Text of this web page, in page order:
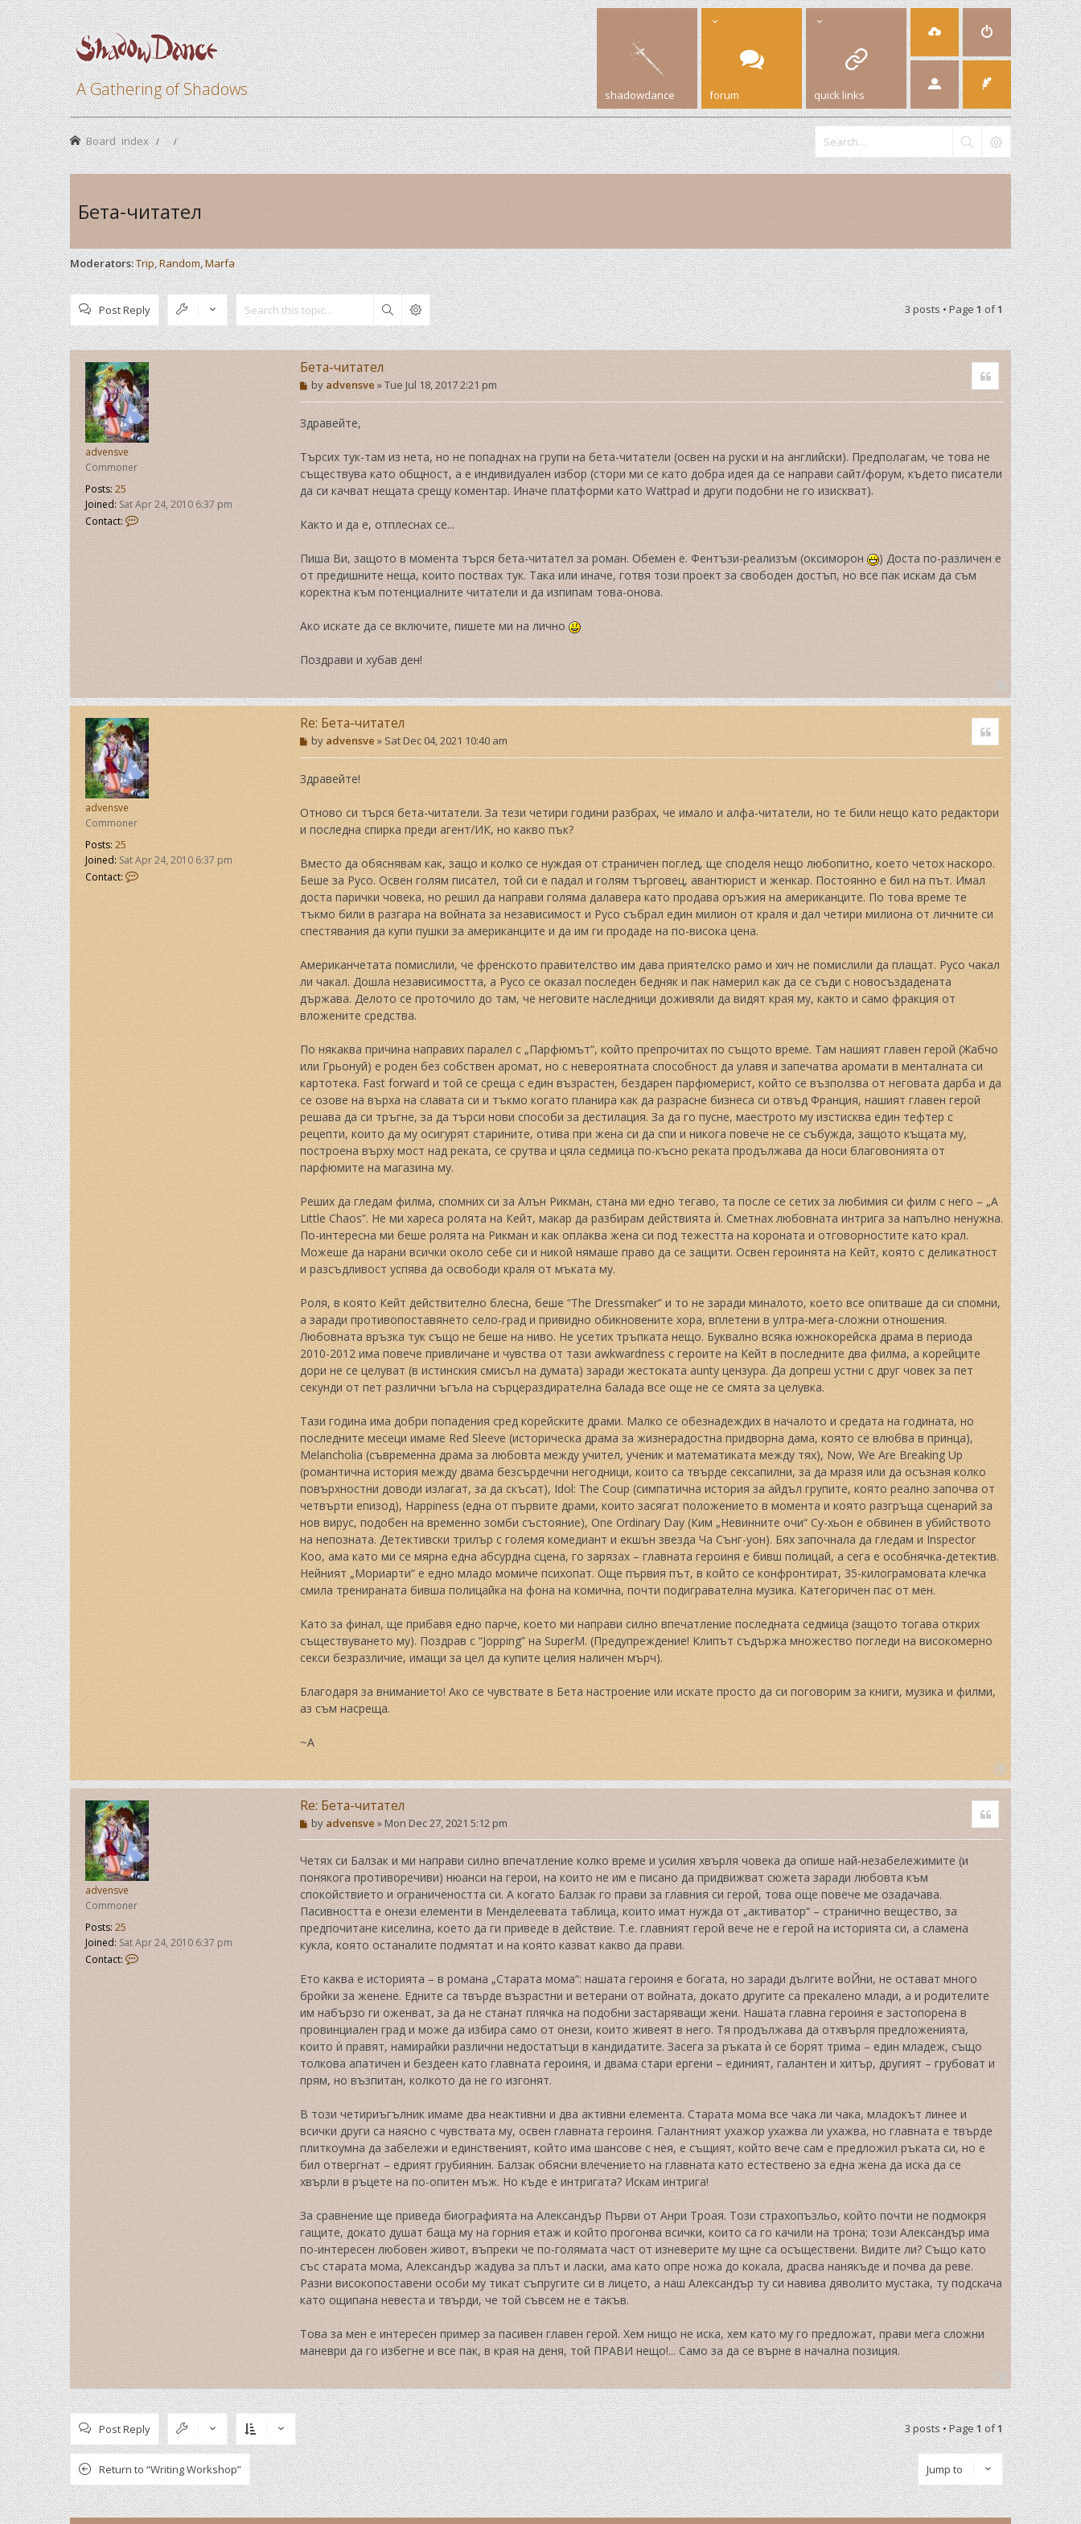
A Gathering of Shadows shadowdance forum quick links
Board index
Бета-читател
Moderators:Trip,Random,Marfa
Post Reply Search 3 posts • Page1of1
advensve
Commoner
Posts: 25
Joined:Sat Apr 24, 2010 6:37 pm
Contact:
C
o
n
t
a
c
t
a
d
v
e
n
s
v
e
Бета-читател
Quote
P
o
s
t
byadvensve»Tue Jul 18, 2017 2:21 pm
Здравейте,
Търсих тук-там из нета, но не попаднах на групи на бета-читатели (освен на руски и на английски). Предполагам, че това не
съществува като общност, а е индивидуален избор (стори ми се като добра идея да се направи сайт/форум, където писатели
да си качват нещата срещу коментар. Иначе платформи като Wattpad и други подобни не го изискват).
Както и да е, отплеснах се...
Пиша Ви, защото в момента търся бета-читател за роман. Обемен е. Фентъзи-реализъм (оксиморон
) Доста по-различен е
от предишните неща, които поствах тук. Така или иначе, готвя този проект за свободен достъп, но все пак искам да съм
коректна към потенциалните читатели и да изпипам това-онова.
Ако искате да се включите, пишете ми на лично
Поздрави и хубав ден!
T
o
p
advensve
Commoner
Posts: 25
Joined:Sat Apr 24, 2010 6:37 pm
Contact:
C
o
n
t
a
c
t
a
d
v
e
n
s
v
e
Re: Бета-читател
Quote
P
o
s
t
byadvensve»Sat Dec 04, 2021 10:40 am
Здравейте!
Отново си търся бета-читатели. За тези четири години разбрах, че имало и алфа-читатели, но те били нещо като редактори
и последна спирка преди агент/ИК, но какво пък?
Вместо да обяснявам как, защо и колко се нуждая от страничен поглед, ще споделя нещо любопитно, което четох наскоро.
Беше за Русо. Освен голям писател, той си е падал и голям търговец, авантюрист и женкар. Постоянно е бил на път. Имал
доста парички човека, но решил да направи голяма далавера като продава оръжия на американците. По това време те
тъкмо били в разгара на войната за независимост и Русо събрал един милион от краля и дал четири милиона от личните си
спестявания да купи пушки за американците и да им ги продаде на по-висока цена.
Американчетата помислили, че френското правителство им дава приятелско рамо и хич не помислили да плащат. Русо чакал
ли чакал. Дошла независимостта, а Русо се оказал последен бедняк и пак намерил как да се съди с новосъздадената
държава. Делото се проточило до там, че неговите наследници доживяли да видят края му, както и само фракция от
вложените средства.
По някаква причина направих паралел с „Парфюмът“, който препрочитах по същото време. Там нашият главен герой (Жабчо
или Грьонуй) е роден без собствен аромат, но с невероятната способност да улавя и запечатва аромати в менталната си
картотека. Fast forward и той се среща с един възрастен, бездарен парфюмерист, който се възползва от неговата дарба и да
се озове на върха на славата си и тъкмо когато планира как да разрасне бизнеса си отвъд Франция, нашият главен герой
решава да си тръгне, за да търси нови способи за дестилация. За да го пусне, маестрото му изстисква един тефтер с
рецепти, които да му осигурят старините, отива при жена си да спи и никога повече не се събужда, защото къщата му,
построена върху мост над реката, се срутва и цяла седмица по-късно реката продължава да носи благовонията от
парфюмите на магазина му.
Реших да гледам филма, спомних си за Алън Рикман, стана ми едно тегаво, та после се сетих за любимия си филм с него – „A
Little Chaos”. Не ми хареса ролята на Кейт, макар да разбирам действията ѝ. Сметнах любовната интрига за напълно ненужна.
По-интересна ми беше ролята на Рикман и как оплаква жена си под тежестта на короната и отговорностите като крал.
Можеше да нарани всички около себе си и никой нямаше право да се защити. Освен героинята на Кейт, която с деликатност
и разсъдливост успява да освободи краля от мъката му.
Роля, в която Кейт действително блесна, беше “The Dressmaker” и то не заради миналото, което все опитваше да си спомни,
а заради противопоставянето село-град и привидно обикновените хора, вплетени в ултра-мега-сложни отношения.
Любовната връзка тук също не беше на ниво. Не усетих тръпката нещо. Буквално всяка южнокорейска драма в периода
2010-2012 има повече привличане и чувства от тази awkwardness с героите на Кейт в последните два филма, а корейците
дори не се целуват (в истинския смисъл на думата) заради жестоката aunty цензура. Да допреш устни с друг човек за пет
секунди от пет различни ъгъла на сърцераздирателна балада все още не се смята за целувка.
Тази година има добри попадения сред корейските драми. Малко се обезнадеждих в началото и средата на годината, но
последните месеци имаме Red Sleeve (историческа драма за жизнерадостна придворна дама, която се влюбва в принца),
Melancholia (съвременна драма за любовта между учител, ученик и математиката между тях), Now, We Are Breaking Up
(романтична история между двама безсърдечни негодници, които са твърде сексапилни, за да мразя или да осъзная колко
повърхностни доводи излагат, за да скъсат), Idol: The Coup (симпатична история за айдъл групите, която реално започва от
четвърти епизод), Happiness (една от първите драми, които засягат положението в момента и която разгръща сценарий за
нов вирус, подобен на временно зомби състояние), One Ordinary Day (Ким „Невинните очи“ Су-хьон е обвинен в убийството
на непозната. Детективски трилър с големя комедиант и екшън звезда Ча Сънг-уон). Бях започнала да гледам и Inspector
Koo, ама като ми се мярна една абсурдна сцена, го зарязах – главната героиня е бивш полицай, а сега е особнячка-детектив.
Нейният „Мориарти“ е едно младо момиче психопат. Още първия път, в който се конфронтират, 35-килограмовата клечка
смила тренираната бивша полицайка на фона на комична, почти подигравателна музика. Категоричен пас от мен.
Като за финал, ще прибавя едно парче, което ми направи силно впечатление последната седмица (защото тогава открих
съществуването му). Поздрав с “Jopping” на SuperM. (Предупреждение! Клипът съдържа множество погледи на високомерно
секси безразличие, имащи за цел да купите целия наличен мърч).
Благодаря за вниманието! Ако се чувствате в Бета настроение или искате просто да си поговорим за книги, музика и филми,
аз съм насреща.
~A
T
o
p
advensve
Commoner
Posts: 25
Joined:Sat Apr 24, 2010 6:37 pm
Contact:
C
o
n
t
a
c
t
a
d
v
e
n
s
v
e
Re: Бета-читател
Quote
P
o
s
t
byadvensve»Mon Dec 27, 2021 5:12 pm
Четях си Балзак и ми направи силно впечатление колко време и усилия хвърля човека да опише най-незабележимите (и
понякога противоречиви) нюанси на герои, на които не им е писано да придвижват сюжета заради любовта към
спокойствието и ограничеността си. А когато Балзак го прави за главния си герой, това още повече ме озадачава.
Пасивността е онези елементи в Менделеевата таблица, които имат нужда от „активатор“ – странично вещество, за
предпочитане киселина, което да ги приведе в действие. Т.е. главният герой вече не е герой на историята си, а сламена
кукла, която останалите подмятат и на която казват какво да прави.
Ето каква е историята – в романа „Старата мома“: нашата героиня е богата, но заради дългите воЙни, не остават много
бройки за женене. Едните са твърде възрастни и ветерани от войната, докато другите са прекалено млади, а и родителите
им набързо ги оженват, за да не станат плячка на подобни застаряващи жени. Нашата главна героиня е застопорена в
провинциален град и може да избира само от онези, които живеят в него. Тя продължава да отхвърля предложенията,
които ѝ правят, намирайки различни недостатъци в кандидатите. Засега за ръката ѝ се борят трима – един младеж, също
толкова апатичен и бездеен като главната героиня, и двама стари ергени – единият, галантен и хитър, другият – грубоват и
прям, но възпитан, колкото да не го изгонят.
В този четириъгълник имаме два неактивни и два активни елемента. Старата мома все чака ли чака, младокът линее и
всички други са наясно с чувствата му, освен главната героиня. Галантният ухажор ухажва ли ухажва, но главната е твърде
плиткоумна да забележи и единственият, който има шансове с нея, е същият, който вече сам е предложил ръката си, но е
бил отвергнат – едрият грубиянин. Балзак обясни влечението на главната като естествено за една жена да иска да се
хвърли в ръцете на по-опитен мъж. Но къде е интригата? Искам интрига!
За сравнение ще приведа биографията на Александър Първи от Анри Троая. Този страхопъзльо, който почти не подмокря
гащите, докато душат баща му на горния етаж и който прогонва всички, които са го качили на трона; този Александър има
по-интересен любовен живот, въпреки че по-голямата част от изневерите му щне са осъществени. Видите ли? Също като
със старата мома, Александър жадува за плът и ласки, ама като опре ножа до кокала, драсва нанякъде и почва да реве.
Разни високопоставени особи му тикат съпругите си в лицето, а наш Александър ту си навива дяволито мустака, ту подскача
като ощипана невеста и твърди, че той съвсем не е такъв.
Това за мен е интересен пример за пасивен главен герой. Хем нищо не иска, хем като му го предложат, прави мега сложни
маневри да го избегне и все пак, в края на деня, той ПРАВИ нещо!... Само за да се върне в начална позиция.
T
o
p
Post Reply 3 posts • Page1of1
Return to “Writing Workshop” Jump to